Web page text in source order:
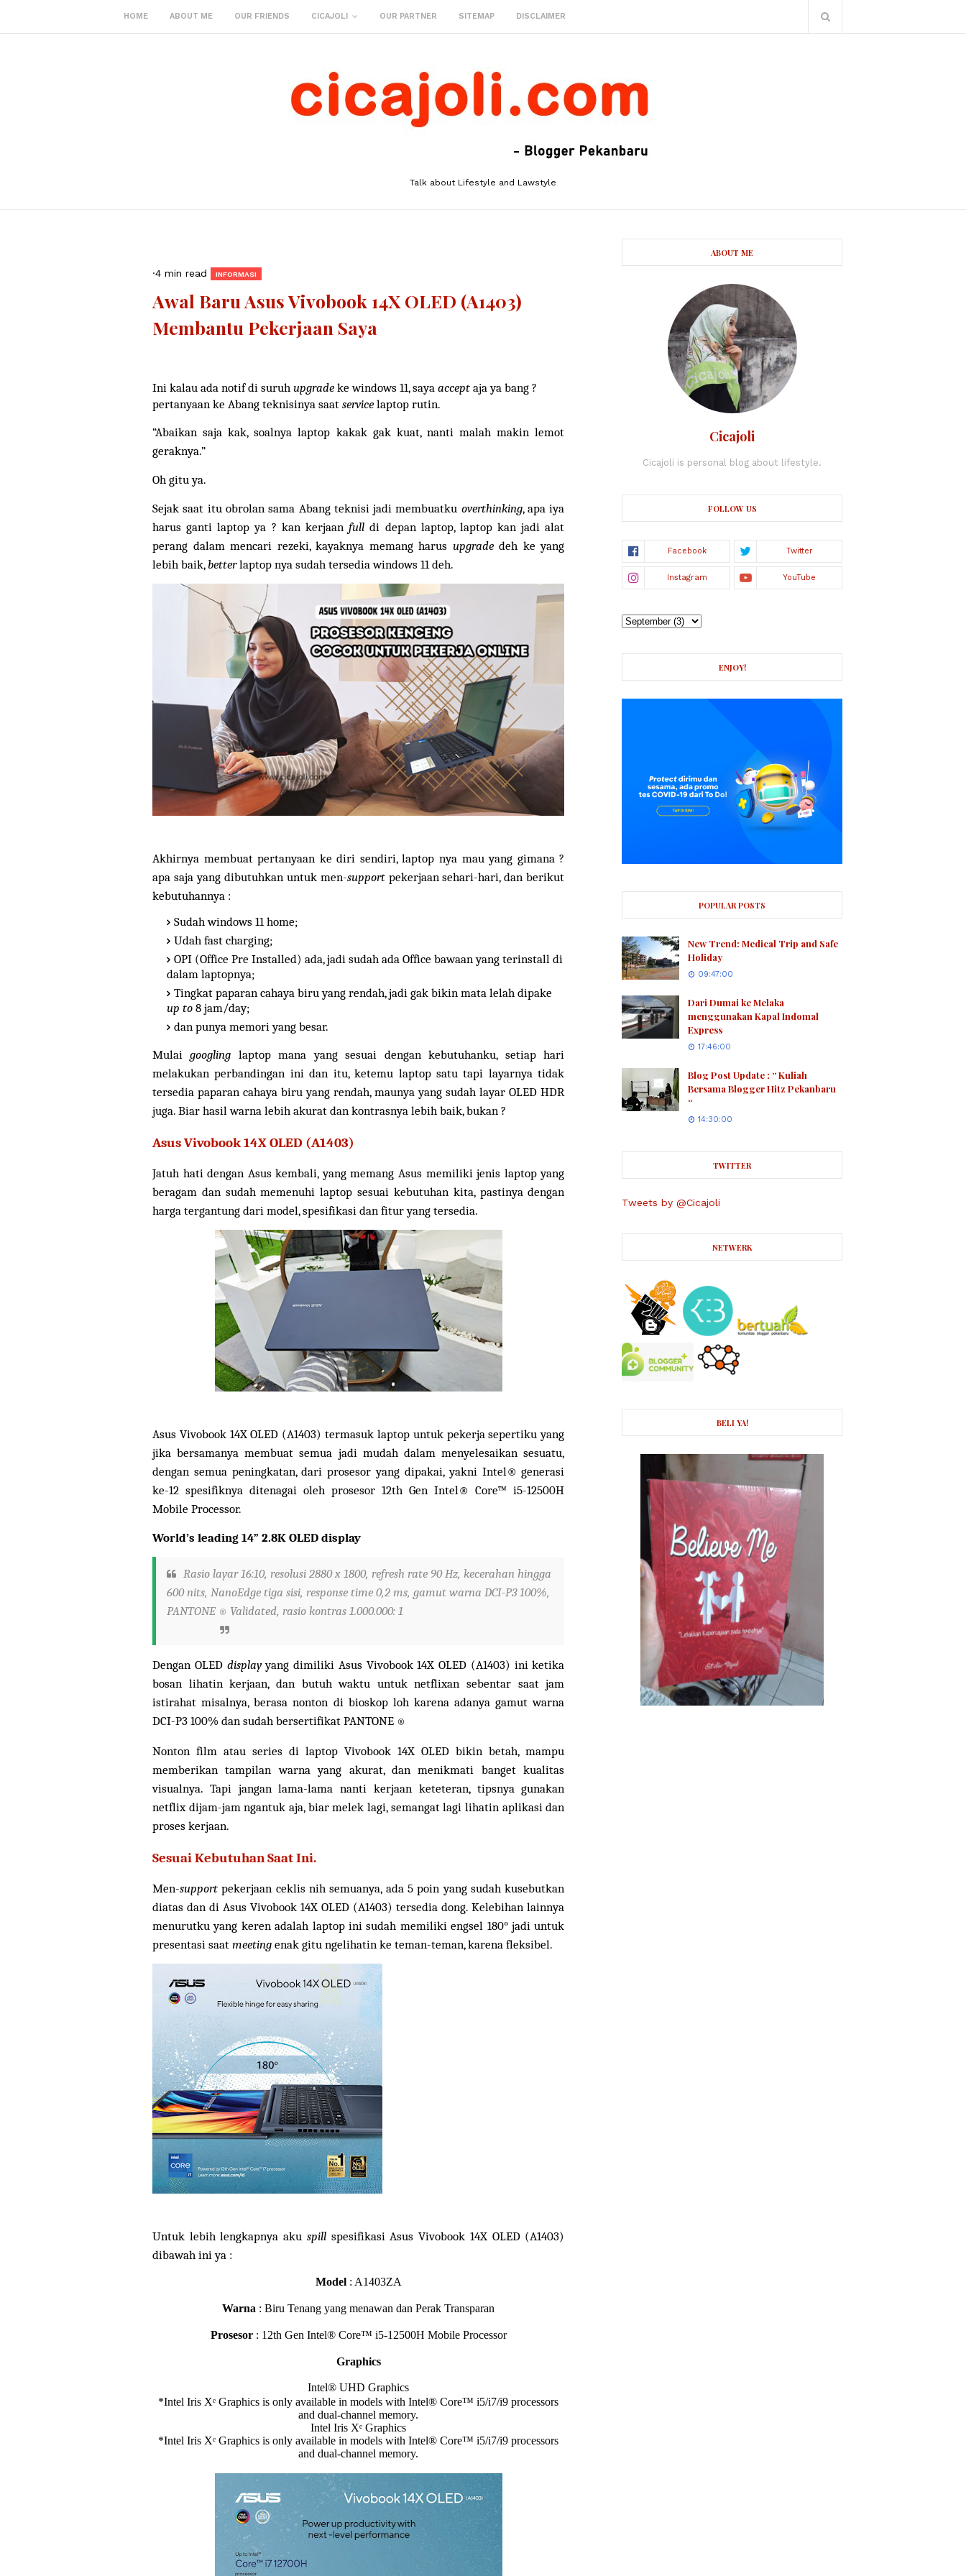
HOME ABOUT ME OUR FRIENDS CICAJOLI OUR PARTNER SITEMAP DISCLAIMER
Talk about Lifestyle and Lawstyle
·4 min read INFORMASI
Awal Baru Asus Vivobook 14X OLED (A1403)
Membantu Pekerjaan Saya
Ini kalau ada notif di suruh upgrade ke windows 11, saya accept aja ya bang ?
pertanyaan ke Abang teknisinya saat service laptop rutin.
“Abaikan saja kak, soalnya laptop kakak gak kuat, nanti malah makin lemot
geraknya.”
Oh gitu ya.
Sejak saat itu obrolan sama Abang teknisi jadi membuatku overthinking, apa iya
harus ganti laptop ya ? kan kerjaanfull di depan laptop, laptop kan jadi alat
perang dalam mencari rezeki, kayaknya memang harus upgradedeh ke yang
lebih baik, betterlaptop nya sudah tersedia windows 11 deh.
Akhirnya membuat pertanyaan ke diri sendiri, laptop nya mau yang gimana ?
apa saja yang dibutuhkan untuk men-supportpekerjaan sehari-hari, dan berikut
kebutuhannya :
Sudah windows 11 home;
Udah fast charging;
OPI (Office Pre Installed) ada, jadi sudah ada Office bawaan yang terinstall di
dalam laptopnya;
Tingkat paparan cahaya biru yang rendah, jadi gak bikin mata lelah dipake
up to 8 jam/day;
dan punya memori yang besar.
Mulaigoogling laptop mana yang sesuai dengan kebutuhanku, setiap hari
melakukan perbandingan ini dan itu, ketemu laptop satu tapi layarnya tidak
tersedia paparan cahaya biru yang rendah, maunya yangsudah layar OLED HDR
juga. Biar hasil warna lebih akurat dan kontrasnya lebih baik, bukan ?
Asus Vivobook 14X OLED (A1403)
Jatuh hati dengan Asus kembali, yang memang Asus memiliki jenis laptop yang
beragam dan sudah memenuhi laptop sesuai kebutuhan kita, pastinya dengan
harga tergantung dari model, spesifikasi dan fitur yang tersedia.
Asus Vivobook 14X OLED (A1403) termasuk laptop untuk pekerja sepertiku yang
jika bersamanya membuat semua jadi mudah dalam menyelesaikan sesuatu,
dengan semua peningkatan, dari prosesor yang dipakai, yakni Intel® generasi
ke-12 spesifiknya ditenagai oleh prosesor 12th Gen Intel® Core™ i5-12500H
Mobile Processor.
World’s leading 14” 2.8K OLED display
Rasio layar 16:10, resolusi 2880 x 1800, refresh rate 90 Hz, kecerahan hingga
600 nits, NanoEdge tiga sisi, response time 0,2 ms, gamut warna DCI-P3 100%,
PANTONE ® Validated, rasio kontras 1.000.000: 1
Dengan OLED displayyang dimiliki Asus Vivobook 14X OLED (A1403) ini ketika
bosan lihatin kerjaan, dan butuh waktu untuk netflixan sebentar saat jam
istirahat misalnya, berasa nonton di bioskop loh karena adanyagamut warna
DCI-P3 100% dan sudah bersertifikat PANTONE ®
Nonton film atau series di laptop Vivobook 14X OLED bikin betah, mampu
memberikan tampilan warna yang akurat, dan menikmati banget kualitas
visualnya. Tapi jangan lama-lama nanti kerjaan keteteran, tipsnya gunakan
netflix dijam-jam ngantuk aja, biar melek lagi, semangat lagi lihatin aplikasi dan
proses kerjaan.
Sesuai Kebutuhan Saat Ini.
Men-support pekerjaan ceklis nih semuanya, ada 5 poin yang sudah kusebutkan
diatas dan di AsusVivobook 14X OLED (A1403) tersedia dong. Kelebihan lainnya
menurutku yang keren adalah laptop ini sudah memiliki engsel 180° jadi untuk
presentasi saat meeting enak gitu ngelihatin ke teman-teman, karena fleksibel.
Untuk lebih lengkapnya aku spillspesifikasi Asus Vivobook 14X OLED (A1403)
dibawah ini ya :
Model: A1403ZA
Warna :Biru Tenang yang menawan dan Perak Transparan
Prosesor: 12th Gen Intel® Core™ i5-12500H Mobile Processor
Graphics
Intel® UHD Graphics
*Intel Iris Xᵉ Graphics is only available in models with Intel® Core™ i5/i7/i9 processors
and dual-channel memory.
Intel Iris Xᵉ Graphics
*Intel Iris Xᵉ Graphics is only available in models with Intel® Core™ i5/i7/i9 processors
and dual-channel memory.
ABOUT ME
Cicajoli
Cicajoli is personal blog about lifestyle.
FOLLOW US
ENJOY!
POPULAR POSTS
New Trend: Medical Trip and Safe
Holiday
09:47:00
Dari Dumai ke Melaka
menggunakan Kapal Indomal
Express
17:46:00
Blog Post Update : “ Kuliah
Bersama Blogger Hitz Pekanbaru
“
14:30:00
TWITTER
Tweets by @Cicajoli
NETWERK
BELI YA!